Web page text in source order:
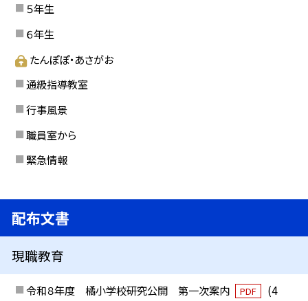
５年生
６年生
たんぽぽ・あさがお
通級指導教室
行事風景
職員室から
緊急情報
配布文書
現職教育
令和８年度 橘小学校研究公開 第一次案内 PDF
(4